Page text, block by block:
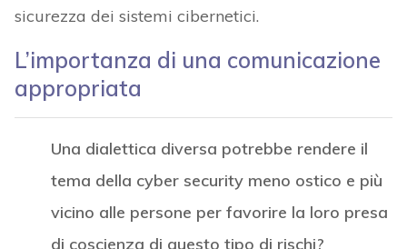
sicurezza dei sistemi cibernetici.
L’importanza di una comunicazione
appropriata
Una dialettica diversa potrebbe rendere il
tema della cyber security meno ostico e più
vicino alle persone per favorire la loro presa
di coscienza di questo tipo di rischi?